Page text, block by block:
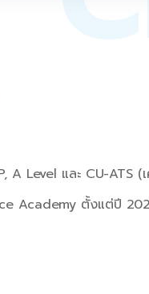
A Level และ CU-ATS (
Academy ตั้งแต่ปี